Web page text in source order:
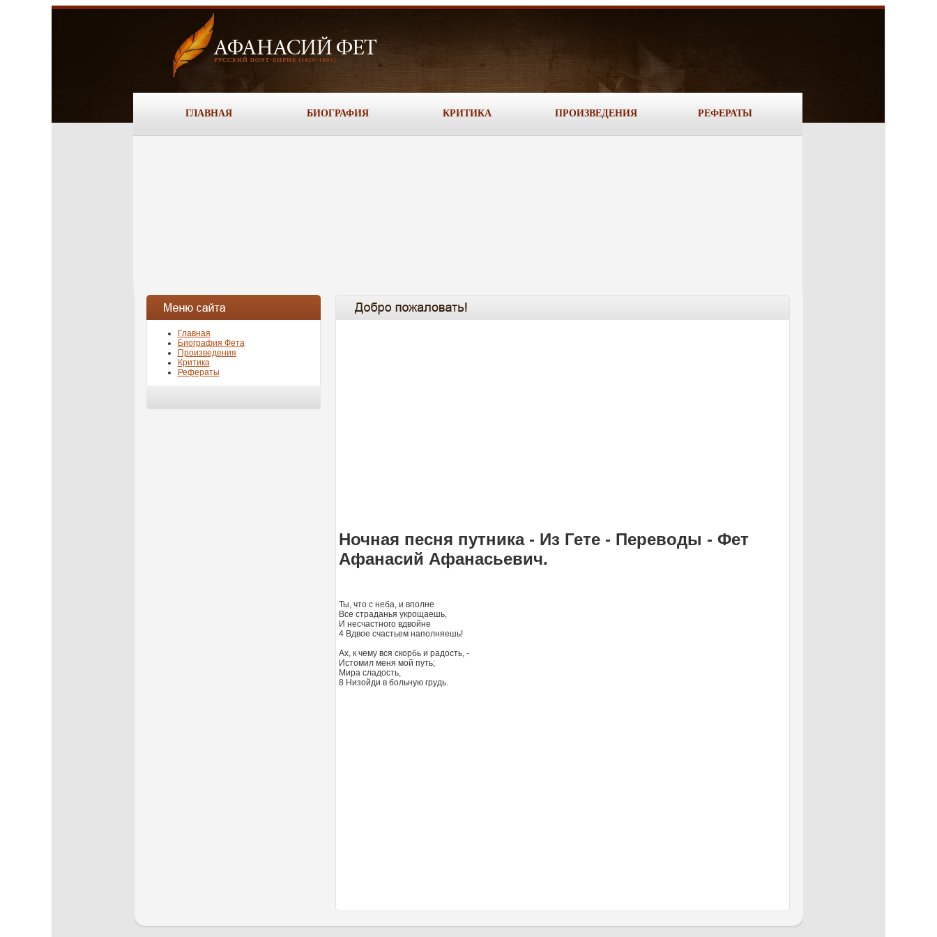
ГЛАВНАЯ БИОГРАФИЯ КРИТИКА ПРОИЗВЕДЕНИЯ РЕФЕРАТЫ
Главная
Биография Фета
Произведения
Критика
Рефераты
Ночная песня путника - Из Гете - Переводы - Фет
Афанасий Афанасьевич.
Ты, что с неба, и вполне
Все страданья укрощаешь,
И несчастного вдвойне
4 Вдвое счастьем наполняешь!
Ах, к чему вся скорбь и радость, -
Истомил меня мой путь;
Мира сладость,
8 Низойди в больную грудь.